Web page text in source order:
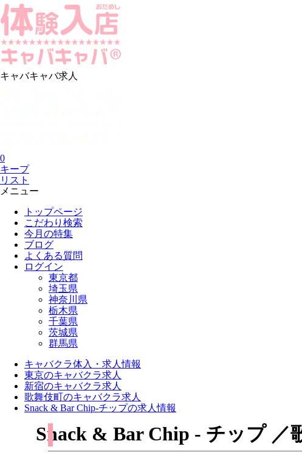
キャバキャバ求人
0
キープ
リスト
メニュー
トップページ
こだわり検索
今月の特集
ブログ
よくある質問
ログイン
東京都
埼玉県
神奈川県
栃木県
千葉県
茨城県
群馬県
キャバクラ体入・求人情報
東京のキャバクラ求人
新宿のキャバクラ求人
歌舞伎町のキャバクラ求人
Snack & Bar Chip-チップの求人情報
Snack & Bar Chip - チップ